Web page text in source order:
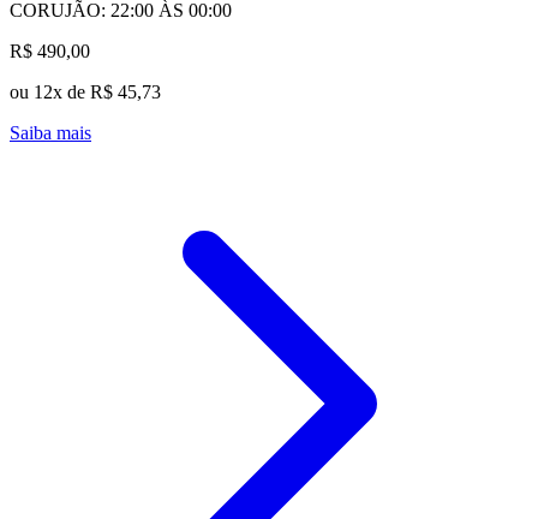
CORUJÃO: 22:00 ÀS 00:00
R$ 490,00
ou 12x de R$ 45,73
Saiba mais